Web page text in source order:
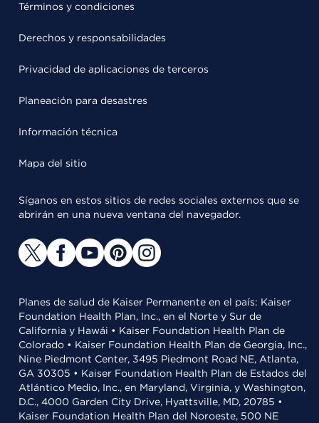
Términos y condiciones
Derechos y responsabilidades
Privacidad de aplicaciones de terceros
Planeación para desastres
Información técnica
Mapa del sitio
Síganos en estos sitios de redes sociales externos que se
abrirán en una nueva ventana del navegador.
Planes de salud de Kaiser Permanente en el país: Kaiser
Foundation Health Plan, Inc., en el Norte y Sur de
California y Hawái • Kaiser Foundation Health Plan de
Colorado • Kaiser Foundation Health Plan de Georgia, Inc.,
Nine Piedmont Center, 3495 Piedmont Road NE, Atlanta,
GA 30305 • Kaiser Foundation Health Plan de Estados del
Atlántico Medio, Inc., en Maryland, Virginia, y Washington,
D.C., 4000 Garden City Drive, Hyattsville, MD, 20785 •
Kaiser Foundation Health Plan del Noroeste, 500 NE